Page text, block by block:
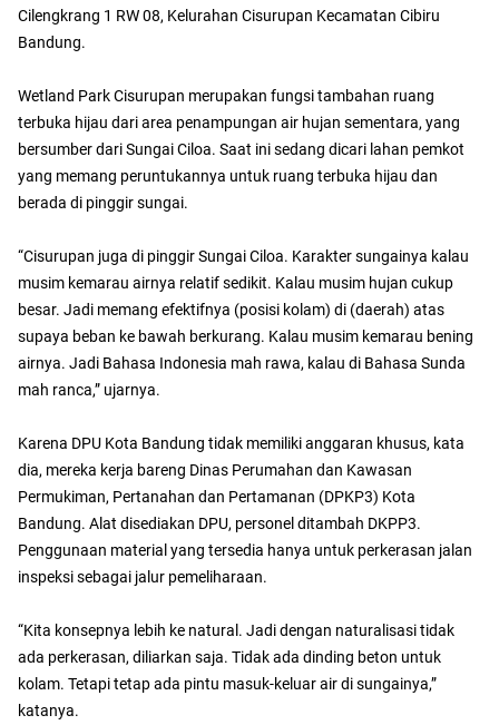
Cilengkrang 1 RW 08, Kelurahan Cisurupan Kecamatan Cibiru
Bandung.
Wetland Park Cisurupan merupakan fungsi tambahan ruang
terbuka hijau dari area penampungan air hujan sementara, yang
bersumber dari Sungai Ciloa. Saat ini sedang dicari lahan pemkot
yang memang peruntukannya untuk ruang terbuka hijau dan
berada di pinggir sungai.
“Cisurupan juga di pinggir Sungai Ciloa. Karakter sungainya kalau
musim kemarau airnya relatif sedikit. Kalau musim hujan cukup
besar. Jadi memang efektifnya (posisi kolam) di (daerah) atas
supaya beban ke bawah berkurang. Kalau musim kemarau bening
airnya. Jadi Bahasa Indonesia mah rawa, kalau di Bahasa Sunda
mah ranca,” ujarnya.
Karena DPU Kota Bandung tidak memiliki anggaran khusus, kata
dia, mereka kerja bareng Dinas Perumahan dan Kawasan
Permukiman, Pertanahan dan Pertamanan (DPKP3) Kota
Bandung. Alat disediakan DPU, personel ditambah DKPP3.
Penggunaan material yang tersedia hanya untuk perkerasan jalan
inspeksi sebagai jalur pemeliharaan.
“Kita konsepnya lebih ke natural. Jadi dengan naturalisasi tidak
ada perkerasan, diliarkan saja. Tidak ada dinding beton untuk
kolam. Tetapi tetap ada pintu masuk-keluar air di sungainya,”
katanya.